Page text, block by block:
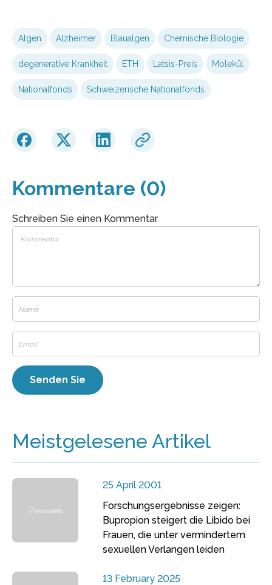
Algen Alzheimer Blaualgen Chemische Biologie
degenerative Krankheit ETH Latsis-Preis Molekül
Nationalfonds Schweizerische Nationalfonds
Kommentare (0)
Schreiben Sie einen Kommentar
Meistgelesene Artikel
25 April 2001
Forschungsergebnisse zeigen:
Bupropion steigert die Libido bei
Frauen, die unter vermindertem
sexuellen Verlangen leiden
13 February 2025